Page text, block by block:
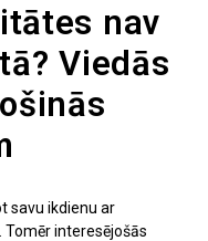
nav
Viedās
savu ikdienu ar
interesējošās